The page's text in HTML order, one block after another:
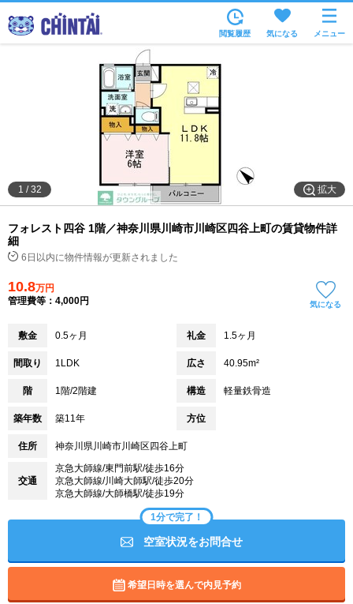
住所から
家賃相場から
通勤通学時間から
物件特集から
不動産会社から
TOP
閲覧履歴 気になる メニュー
拡大
1 /32
フォレスト四谷 1階／神奈川県川崎市川崎区四谷上町の賃貸物件詳
細
6日以内に物件情報が更新されました
10.8万円
管理費等：4,000円
気になる
敷金 0.5ヶ月 礼金 1.5ヶ月
間取り 1LDK 広さ 40.95m²
階 1階/2階建 構造 軽量鉄骨造
築年数 築11年 方位
住所 神奈川県川崎市川崎区四谷上町
交通
京急大師線/東門前駅/徒歩16分
京急大師線/川崎大師駅/徒歩20分
京急大師線/大師橋駅/徒歩19分
1分で完了！
空室状況をお問合せ
希望日時を選んで内見予約